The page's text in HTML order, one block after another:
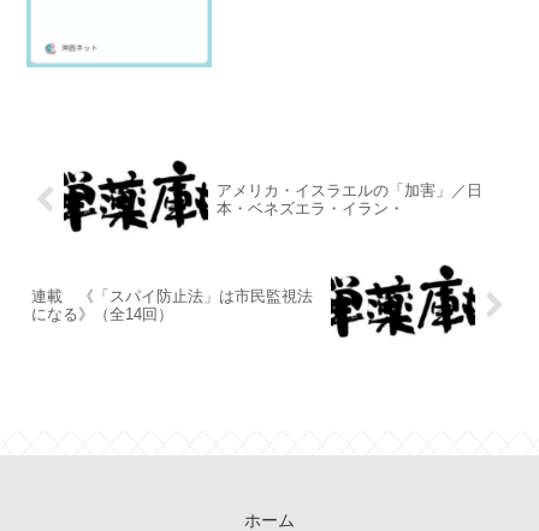
アメリカ・イスラエルの「加害」／日
本・ベネズエラ・イラン・
連載 《「スパイ防止法」は市民監視法
になる》（全14回）
ホーム